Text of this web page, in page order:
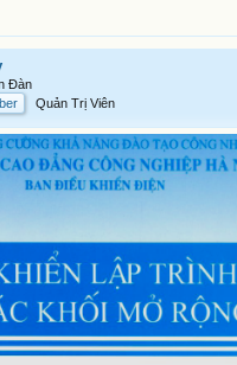
Đàn
Quản Trị Viên